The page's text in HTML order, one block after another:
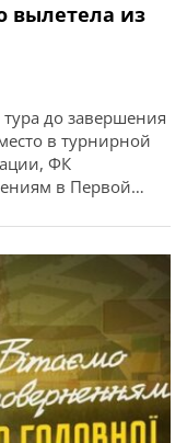
вылетела из
до завершения
в турнирной
ФК
в Первой
покинут клуб.
есть опыт
и […]